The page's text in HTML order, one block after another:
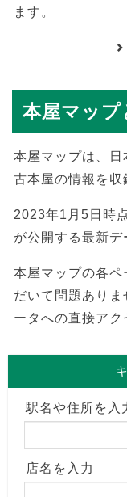
ます。
本屋マップ
本屋マップは、日
古本屋の情報を収
2023年1月5日時
が公開する最新デ
本屋マップの各ペ
だいて問題あり
ータへの直接アク
駅名や住所を入
店名を入力